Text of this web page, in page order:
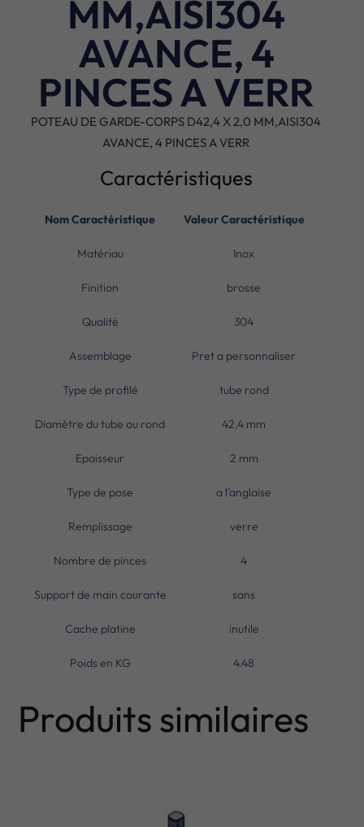
MM,AISI304
AVANCE, 4
PINCES A VERR
POTEAU DE GARDE-CORPS D42,4 X 2,0 MM,AISI304
AVANCE, 4 PINCES A VERR
Caractéristiques
Nom Caractéristique Valeur Caractéristique
Matériau Inox
Finition brosse
Qualité 304
Assemblage Pret a personnaliser
Type de profilé tube rond
Diamètre du tube ou rond 42,4 mm
Epaisseur 2 mm
Type de pose a l’anglaise
Remplissage verre
Nombre de pinces 4
Support de main courante sans
Cache platine inutile
Poids en KG 4.48
Produits similaires